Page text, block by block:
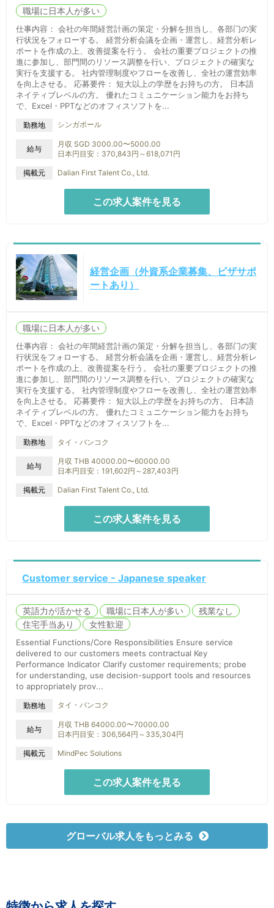
職場に日本人が多い
仕事内容： 会社の年間経営計画の策定・分解を担当し、各部门の実
行状況をフォローする。 経営分析会議を企画・運営し、経営分析レ
ポートを作成の上、改善提案を行う。 会社の重要プロジェクトの推
進に参加し、部門間のリソース調整を行い、プロジェクトの確実な
実行を支援する。 社内管理制度やフローを改善し、全社の運営効率
を向上させる。 応募要件： 短大以上の学歴をお持ちの方。 日本語
ネイティブレベルの方。 優れたコミュニケーション能力をお持ち
で、Excel・PPTなどのオフィスソフトを...
勤務地 シンガポール
給与
月収 SGD 3000.00〜5000.00
日本円目安：370,843円～618,071円
掲載元 Dalian First Talent Co., Ltd.
この求人案件を見る
経営企画（外資系企業募集、ビザサポ
ートあり）
職場に日本人が多い
仕事内容： 会社の年間経営計画の策定・分解を担当し、各部门の実
行状況をフォローする。 経営分析会議を企画・運営し、経営分析レ
ポートを作成の上、改善提案を行う。 会社の重要プロジェクトの推
進に参加し、部門間のリソース調整を行い、プロジェクトの確実な
実行を支援する。 社内管理制度やフローを改善し、全社の運営効率
を向上させる。 応募要件： 短大以上の学歴をお持ちの方。 日本語
ネイティブレベルの方。 優れたコミュニケーション能力をお持ち
で、Excel・PPTなどのオフィスソフトを...
勤務地 タイ・バンコク
給与
月収 THB 40000.00〜60000.00
日本円目安：191,602円～287,403円
掲載元 Dalian First Talent Co., Ltd.
この求人案件を見る
Customer service - Japanese speaker
英語力が活かせる 職場に日本人が多い
残業なし
住宅手当あり
女性歓迎
Essential Functions/Core Responsibilities Ensure service
delivered to our customers meets contractual Key
Performance Indicator Clarify customer requirements; probe
for understanding, use decision-support tools and resources
to appropriately prov...
勤務地 タイ・バンコク
給与
月収 THB 64000.00〜70000.00
日本円目安：306,564円～335,304円
掲載元 MindPec Solutions
この求人案件を見る
グローバル求人をもっとみる